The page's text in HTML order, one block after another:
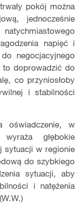
pokój można
jednocześnie
napięć i
negocjacyjnego
to doprowadzić do
co przyniosłoby
i stabilności
oświadczenie, w
głębokie
sytuacji w regionie
do szybkiego
sytuacji, aby
i natężenia